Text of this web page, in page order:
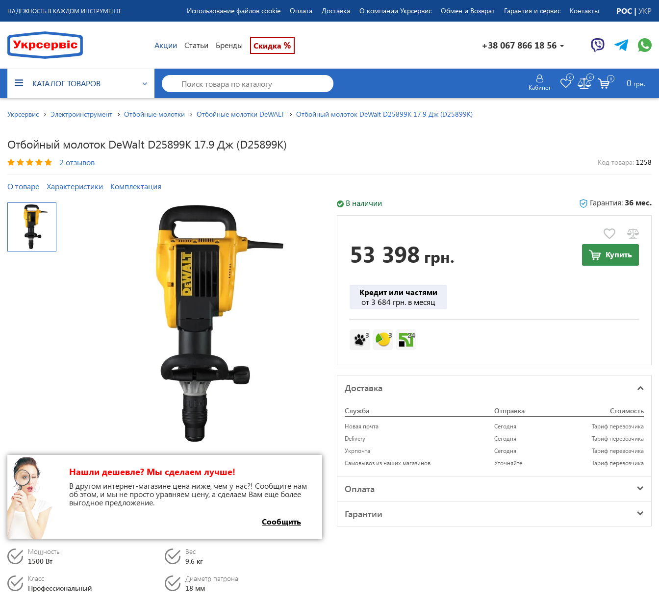
НАДЕЖНОСТЬ В КАЖДОМ ИНСТРУМЕНТЕ Использование файлов cookie Оплата Доставка О компании Укрсервис Обмен и Возврат Гарантия и сервис Контакты РОС УКР
Акции Статьи Бренды Скидка % +38 067 866 18 56
КАТАЛОГ ТОВАРОВ Кабинет
0 0 0 0 грн.
Укрсервис Электроинструмент Отбойные молотки Отбойные молотки DeWALT Отбойный молоток DeWalt D25899K 17.9 Дж (D25899K)
Отбойный молоток DeWalt D25899K 17.9 Дж (D25899K)
2 отзывов Код товара: 1258
О товаре Характеристики Комплектация
Нашли дешевле? Мы сделаем лучше!
В другом интернет-магазине цена ниже, чем у нас?! Сообщите нам
об этом, и мы не просто уравняем цену, а сделаем Вам еще более
выгодное предложение.
Сообщить
Мощность
1500 Вт
Вес
9.6 кг
Класс
Профессиональный
Диаметр патрона
18 мм
В наличии Гарантия: 36 мес.
53 398 грн. Купить
Кредит или частями
от 3 684 грн. в месяц
3 3 24
Доставка
Служба Отправка Стоимость
Новая почта Сегодня
Тариф перевозчика
Delivery
Сегодня
Тариф перевозчика
Укрпочта
Сегодня
Тариф перевозчика
Самовывоз из наших магазинов
Уточняйте Тариф перевозчика
Оплата
Гарантии